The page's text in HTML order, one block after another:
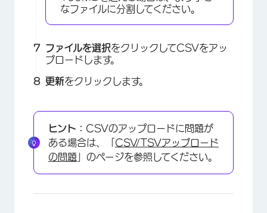
なファイルに分割してください。
ファイルを選択をクリックしてCSVをアッ
プロードします。
更新をクリックします。
ヒント： CSVのアップロードに問題が
ある場合は、「 CSV/TSVアップロード
の問題 」のページを参照してください。